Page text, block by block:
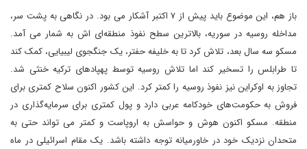
باز هم، این موضوع باید پیش از ۷ اکتبر آشکار می بود. در نگاهی به پشت سر،
مداخله روسیه در سوریه، بالاترین سطح نفوذ منطقه‌ای اش به شمار می آمد.
مسکو سه سال بعد، تلاش کرد تا به خلیفه حفتر، یک جنگجوی لیبیایی، کمک کند
تا طرابلس را تسخیر کند اما تلاش روسیه توسط پهپادهای ترکیه خنثی شد.
تجاوز به اوکراین نیز نفوذ روسیه را کمتر کرد. این کشور اکنون سلاح کمتری برای
فروش به حکومت‌های خودکامه عربی دارد و پول کمتری برای سرمایه‌گذاری در
منطقه. مسکو اکنون هوش و حواسش به اروپاست و کمتر می تواند حتی به
متحدان نزدیک خود در خاورمیانه توجه داشته باشد. یک مقام اسرائیلی در ماه